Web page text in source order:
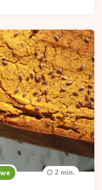
2 min.